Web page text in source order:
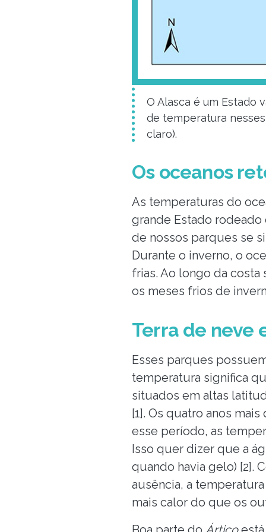
O Alasca é um Estado
de temperatura
claro).
Os oceanos
As temperaturas do
grande Estado rodeado
de nossos parques se
Durante o inverno, o
frias. Ao longo da
os meses frios de
Terra de neve
Esses parques
temperatura significa
situados em altas
[1]. Os quatro anos
esse período, as
Isso quer dizer que a
quando havia gelo) [2].
ausência, a
mais calor do que os